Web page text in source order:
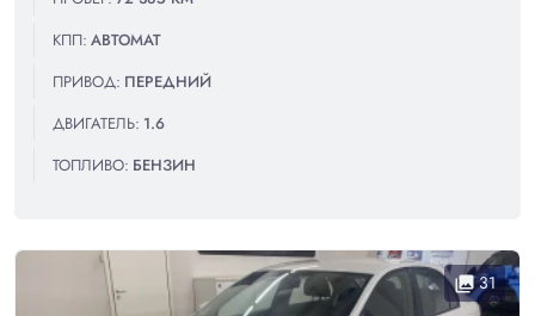
КПП: АВТОМАТ
ПРИВОД: ПЕРЕДНИЙ
ДВИГАТЕЛЬ: 1.6
ТОПЛИВО: БЕНЗИН
collections31